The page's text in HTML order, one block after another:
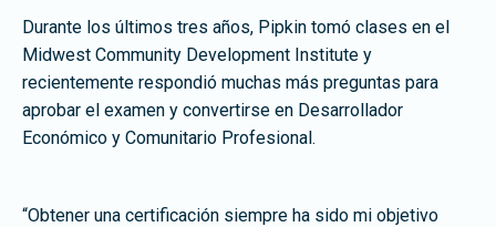
Durante los últimos tres años, Pipkin tomó clases en el
Midwest Community Development Institute y
recientemente respondió muchas más preguntas para
aprobar el examen y convertirse en Desarrollador
Económico y Comunitario Profesional.
“Obtener una certificación siempre ha sido mi objetivo